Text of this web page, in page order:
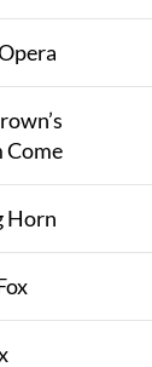
Come
Horn